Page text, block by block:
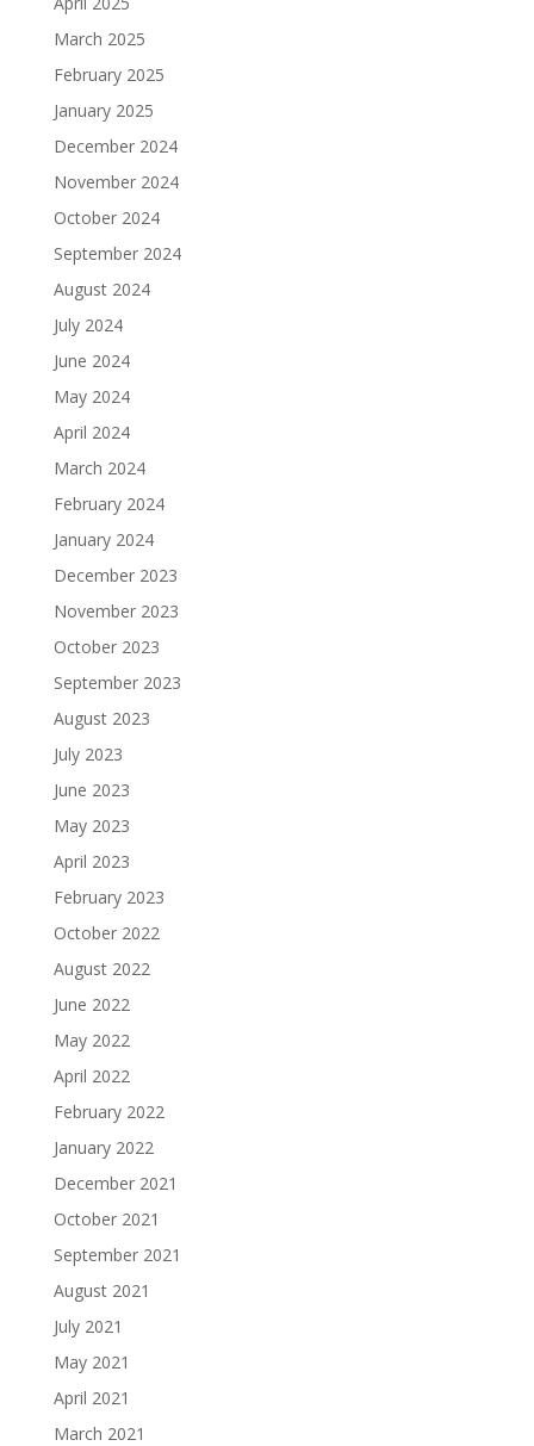
March 2025
February 2025
January 2025
December 2024
November 2024
October 2024
September 2024
August 2024
July 2024
June 2024
May 2024
April 2024
March 2024
February 2024
January 2024
December 2023
November 2023
October 2023
September 2023
August 2023
July 2023
June 2023
May 2023
April 2023
February 2023
October 2022
August 2022
June 2022
May 2022
April 2022
February 2022
January 2022
December 2021
October 2021
September 2021
August 2021
July 2021
May 2021
April 2021
March 2021